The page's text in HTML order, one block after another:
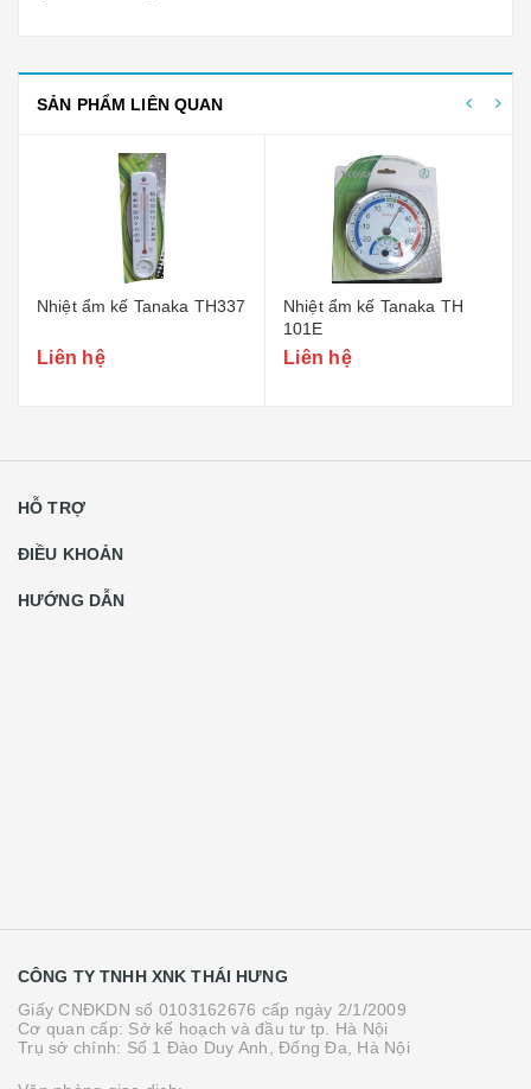
SẢN PHẨM LIÊN QUAN
Nhiệt ẩm kế Tanaka TH337
Liên hệ
Nhiệt ẩm kế Tanaka TH
101E
Liên hệ
HỖ TRỢ
ĐIỀU KHOẢN
HƯỚNG DẪN
CÔNG TY TNHH XNK THÁI HƯNG
Giấy CNĐKDN số 0103162676 cấp ngày 2/1/2009
Cơ quan cấp: Sở kế hoạch và đầu tư tp. Hà Nội
Trụ sở chính: Số 1 Đào Duy Anh, Đống Đa, Hà Nội